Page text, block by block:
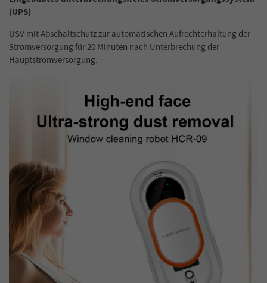
(UPS)
USV mit Abschaltschutz zur automatischen Aufrechterhaltung der
Stromversorgung für 20 Minuten nach Unterbrechung der
Hauptstromversorgung.